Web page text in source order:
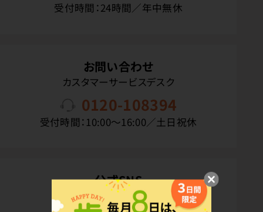
受付時間：24時間／年中無休
お問い合わせ
カスタマーサービスデスク
0120-108394
受付時間：10:00〜16:00／土日祝休
公式SNS